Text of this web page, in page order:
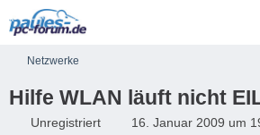
Netzwerke
Hilfe WLAN läuft nicht
Unregistriert 16. Januar 2009 um